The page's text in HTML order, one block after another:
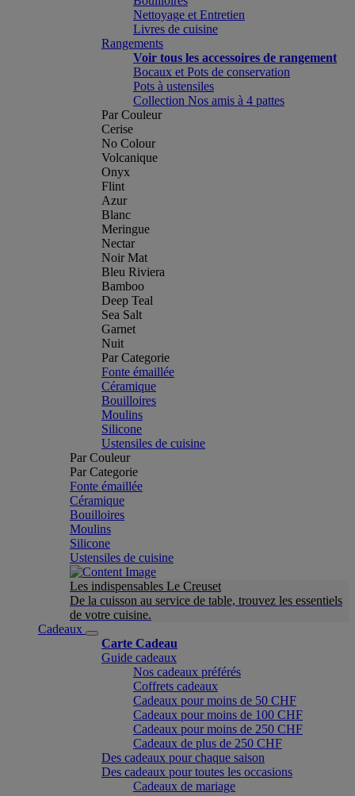
Nettoyage et Entretien
Livres de cuisine
Rangements
Voir tous les accessoires de rangement
Bocaux et Pots de conservation
Pots à ustensiles
Collection Nos amis à 4 pattes
Par Couleur
Cerise
No Colour
Volcanique
Onyx
Flint
Azur
Blanc
Meringue
Nectar
Noir Mat
Bleu Riviera
Bamboo
Deep Teal
Sea Salt
Garnet
Nuit
Par Categorie
Fonte émaillée
Céramique
Bouilloires
Moulins
Silicone
Ustensiles de cuisine
Par Couleur
Par Categorie
Fonte émaillée
Céramique
Bouilloires
Moulins
Silicone
Ustensiles de cuisine
Les indispensables Le Creuset
De la cuisson au service de table, trouvez les essentiels
de votre cuisine.
Cadeaux
Carte Cadeau
Guide cadeaux
Nos cadeaux préférés
Coffrets cadeaux
Cadeaux pour moins de 50 CHF
Cadeaux pour moins de 100 CHF
Cadeaux pour moins de 250 CHF
Cadeaux de plus de 250 CHF
Des cadeaux pour chaque saison
Des cadeaux pour toutes les occasions
Cadeaux de mariage